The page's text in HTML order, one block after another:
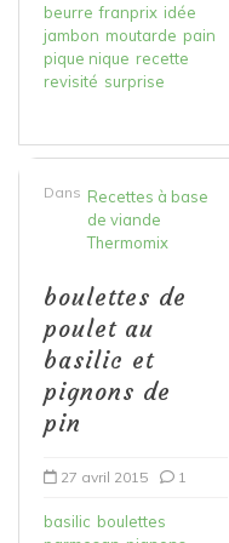
beurre franprix idée
jambon moutarde pain
pique nique recette
revisité surprise
Dans Recettes à base
de viande
Thermomix
boulettes de
poulet au
basilic et
pignons de
pin
27 avril 2015 1
basilic boulettes